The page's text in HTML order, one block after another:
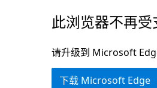
此浏览器不再
请升级到 Microsoft
下载 Microsoft Edge